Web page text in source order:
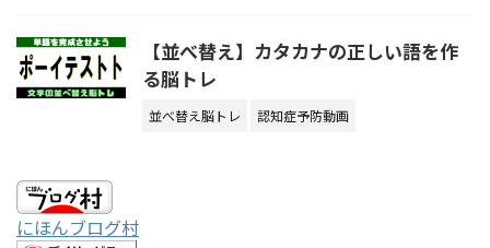
【並べ替え】カタカナの正しい語を作
る脳トレ
並べ替え脳トレ 認知症予防動画
にほんブログ村